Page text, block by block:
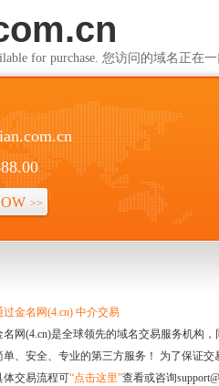
for purchase. 您访问的域名正在
>>
过金名网(4.cn) 中介交易
名网(4.cn)是全球领先的域名交易服务机构
单、安全、专业的第三方服务！ 为了保证
体交易流程可“点击这里”查看或咨询